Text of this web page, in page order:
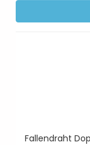
Fallendraht